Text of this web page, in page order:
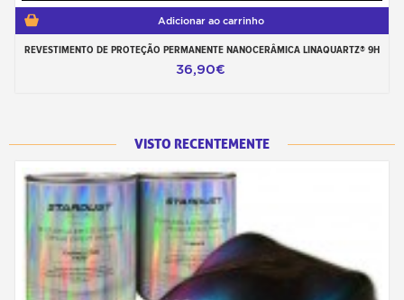
Adicionar ao carrinho
REVESTIMENTO DE PROTEÇÃO PERMANENTE NANOCERÂMICA LINAQUARTZ® 9H
36,90€
VISTO RECENTEMENTE